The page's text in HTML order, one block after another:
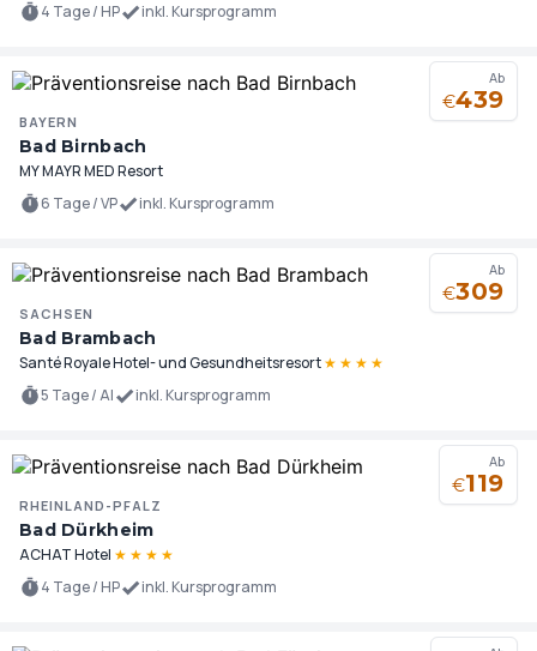
4 Tage / HP
inkl. Kursprogramm
Ab
€439
BAYERN
Bad Birnbach
MY MAYR MED Resort
6 Tage / VP
inkl. Kursprogramm
Ab
€309
SACHSEN
Bad Brambach
Santé Royale Hotel- und Gesundheitsresort★ ★ ★ ★
5 Tage / AI
inkl. Kursprogramm
Ab
€119
RHEINLAND-PFALZ
Bad Dürkheim
ACHAT Hotel ★ ★ ★ ★
4 Tage / HP
inkl. Kursprogramm